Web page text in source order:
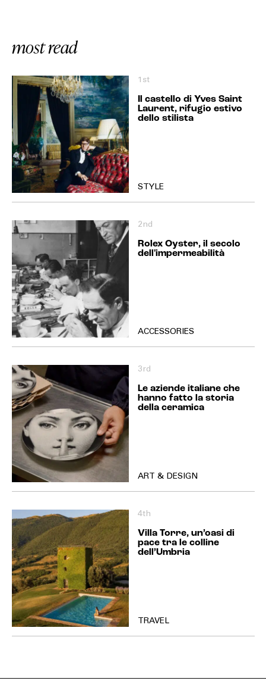
most read
1st
Il castello di Yves Saint
Laurent, rifugio estivo
dello stilista
STYLE
2nd
Rolex Oyster, il secolo
dell'impermeabilità
ACCESSORIES
3rd
Le aziende italiane che
hanno fatto la storia
della ceramica
ART & DESIGN
4th
Villa Torre, un’oasi di
pace tra le colline
dell’Umbria
TRAVEL